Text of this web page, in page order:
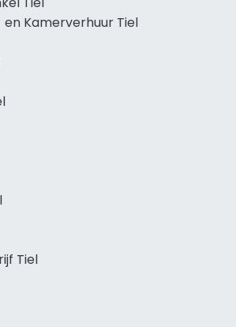
Kamerverhuur Tiel
Tiel